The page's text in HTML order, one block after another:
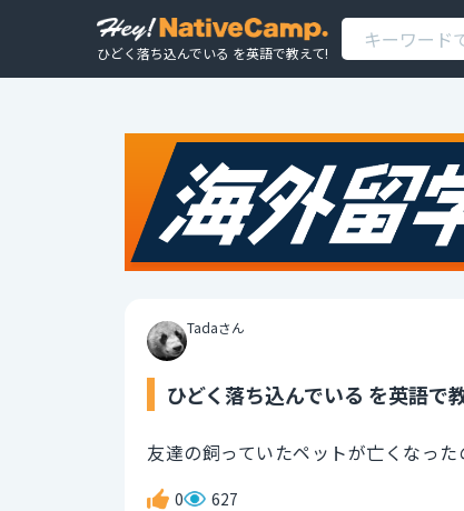
ひどく落ち込んでいる を英語で教えて!
Tadaさん
ひどく落ち込んでいる を英語で
友達の飼っていたペットが亡くなっ
0 627